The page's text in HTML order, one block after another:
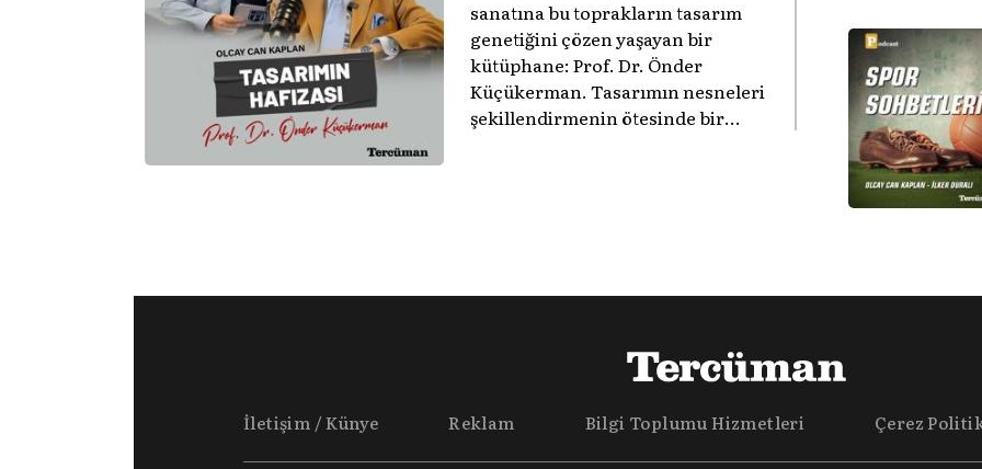
sanatına bu toprakların tasarım
genetiğini çözen yaşayan bir
kütüphane: Prof. Dr. Önder
Küçükerman. ​Tasarımın nesneleri
şekillendirmenin ötesinde bir
İletişim / Künye Reklam Bilgi Toplumu Hizmetleri Çerez